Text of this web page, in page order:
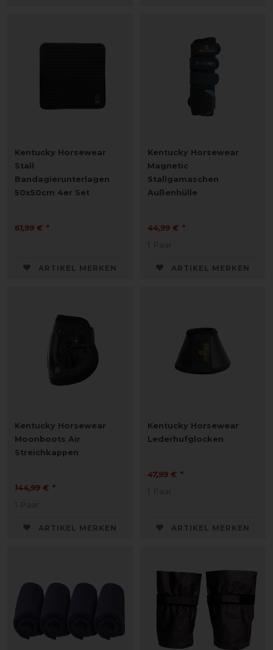
Kentucky Horsewear
Stall
Bandagierunterlagen
50x50cm 4er Set
61,99 € *
ARTIKEL MERKEN
Kentucky Horsewear
Magnetic
Stallgamaschen
Außenhülle
44,99 € *
1 Paar
ARTIKEL MERKEN
Kentucky Horsewear
Moonboots Air
Streichkappen
144,99 € *
1 Paar
ARTIKEL MERKEN
Kentucky Horsewear
Lederhufglocken
47,99 € *
1 Paar
ARTIKEL MERKEN